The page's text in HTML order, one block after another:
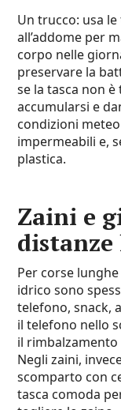
Un trucco: usa
all’addome per
corpo nelle
preservare la
se la tasca non
accumularsi e
condizioni
impermeabili e,
plastica.
Zaini e
Per corse
idrico sono
telefono, snack,
il telefono nello
il rimbalzamento
Negli zaini,
scomparto con
tasca comoda